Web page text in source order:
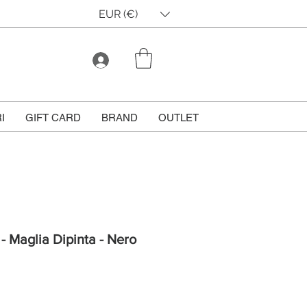
EUR (€)
GIFT CARD BRAND OUTLET
Maglia Dipinta - Nero